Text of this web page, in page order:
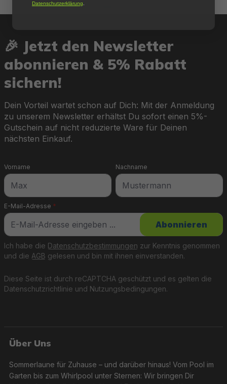
🎉 Jetzt den Newsletter
abonnieren & 5% Rabatt
sichern!
Dein Vorteil wartet schon auf Dich: Mit der Anmeldung
zu unserem Newsletter erhältst Du sofort einen 5%-
Gutschein auf nicht reduzierte Ware für Deinen
nächsten Einkauf.
E-Mail-Adresse *
Vorname Nachname
Diese Seite ist durch reCAPTCHA geschützt und es gelten die
Datenschutzrichtlinie und Nutzungsbedingungen.
Ich habe die Datenschutzbestimmungen zur Kenntnis genommen
und die AGB gelesen und bin mit ihnen einverstanden.
Abonnieren
Über Uns
Sommerlaune für Zuhause – und darüber hinaus! Vom Pool im
Garten bis zum Whirlpool unter Sternen: Wir bringen Dir
Datenschutzerklärung